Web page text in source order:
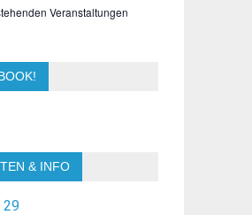
Veranstaltungen
& INFO
29